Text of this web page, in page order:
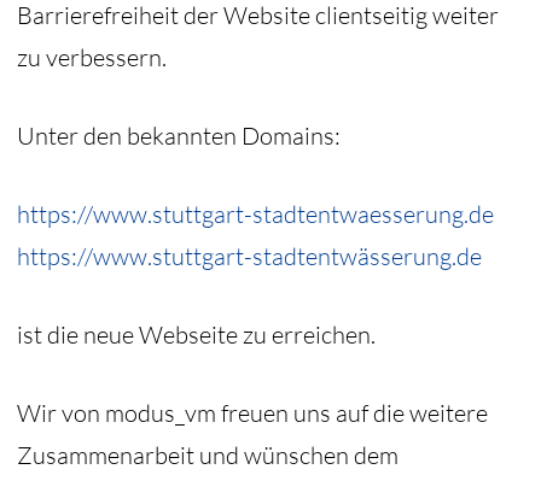
Barrierefreiheit der Website clientseitig weiter
zu verbessern.
Unter den bekannten Domains:
https://www.stuttgart-stadtentwaesserung.de
https://www.stuttgart-stadtentwässerung.de
ist die neue Webseite zu erreichen.
Wir von modus_vm freuen uns auf die weitere
Zusammenarbeit und wünschen dem